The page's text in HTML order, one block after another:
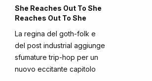
She Reaches Out To She
Reaches Out To She
La regina del goth-folk e
del post industrial aggiunge
sfumature trip-hop per un
nuovo eccitante capitolo